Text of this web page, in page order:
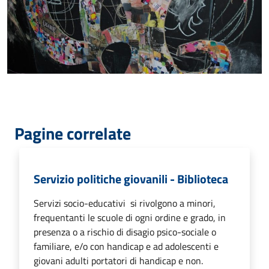
Pagine correlate
Servizio politiche giovanili - Biblioteca
Servizi socio-educativi si rivolgono a minori,
frequentanti le scuole di ogni ordine e grado, in
presenza o a rischio di disagio psico-sociale o
familiare, e/o con handicap e ad adolescenti e
giovani adulti portatori di handicap e non.